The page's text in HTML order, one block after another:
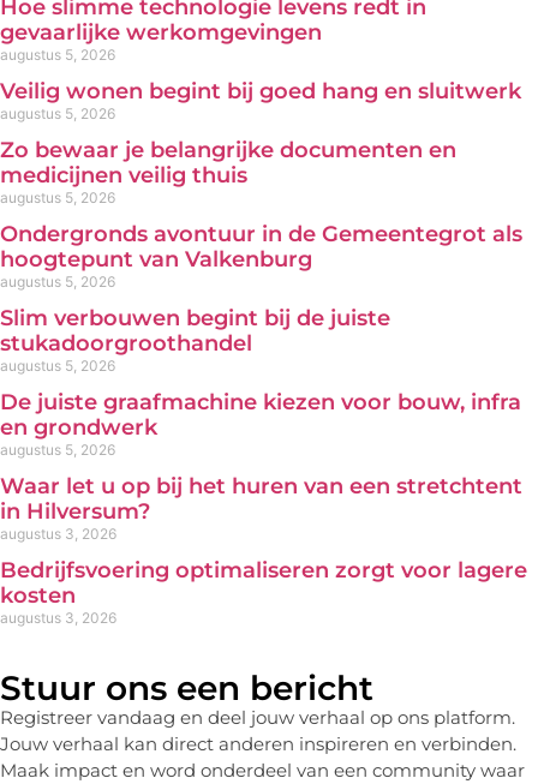
Hoe slimme technologie levens redt in
gevaarlijke werkomgevingen
augustus 5, 2026
Veilig wonen begint bij goed hang en sluitwerk
augustus 5, 2026
Zo bewaar je belangrijke documenten en
medicijnen veilig thuis
augustus 5, 2026
Ondergronds avontuur in de Gemeentegrot als
hoogtepunt van Valkenburg
augustus 5, 2026
Slim verbouwen begint bij de juiste
stukadoorgroothandel
augustus 5, 2026
De juiste graafmachine kiezen voor bouw, infra
en grondwerk
augustus 5, 2026
Waar let u op bij het huren van een stretchtent
in Hilversum?
augustus 3, 2026
Bedrijfsvoering optimaliseren zorgt voor lagere
kosten
augustus 3, 2026
Stuur ons een bericht
Registreer vandaag en deel jouw verhaal op ons platform.
Jouw verhaal kan direct anderen inspireren en verbinden.
Maak impact en word onderdeel van een community waar